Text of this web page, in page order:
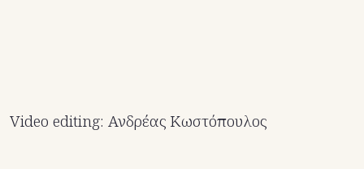
Video editing: Ανδρέας Κωστόπουλος